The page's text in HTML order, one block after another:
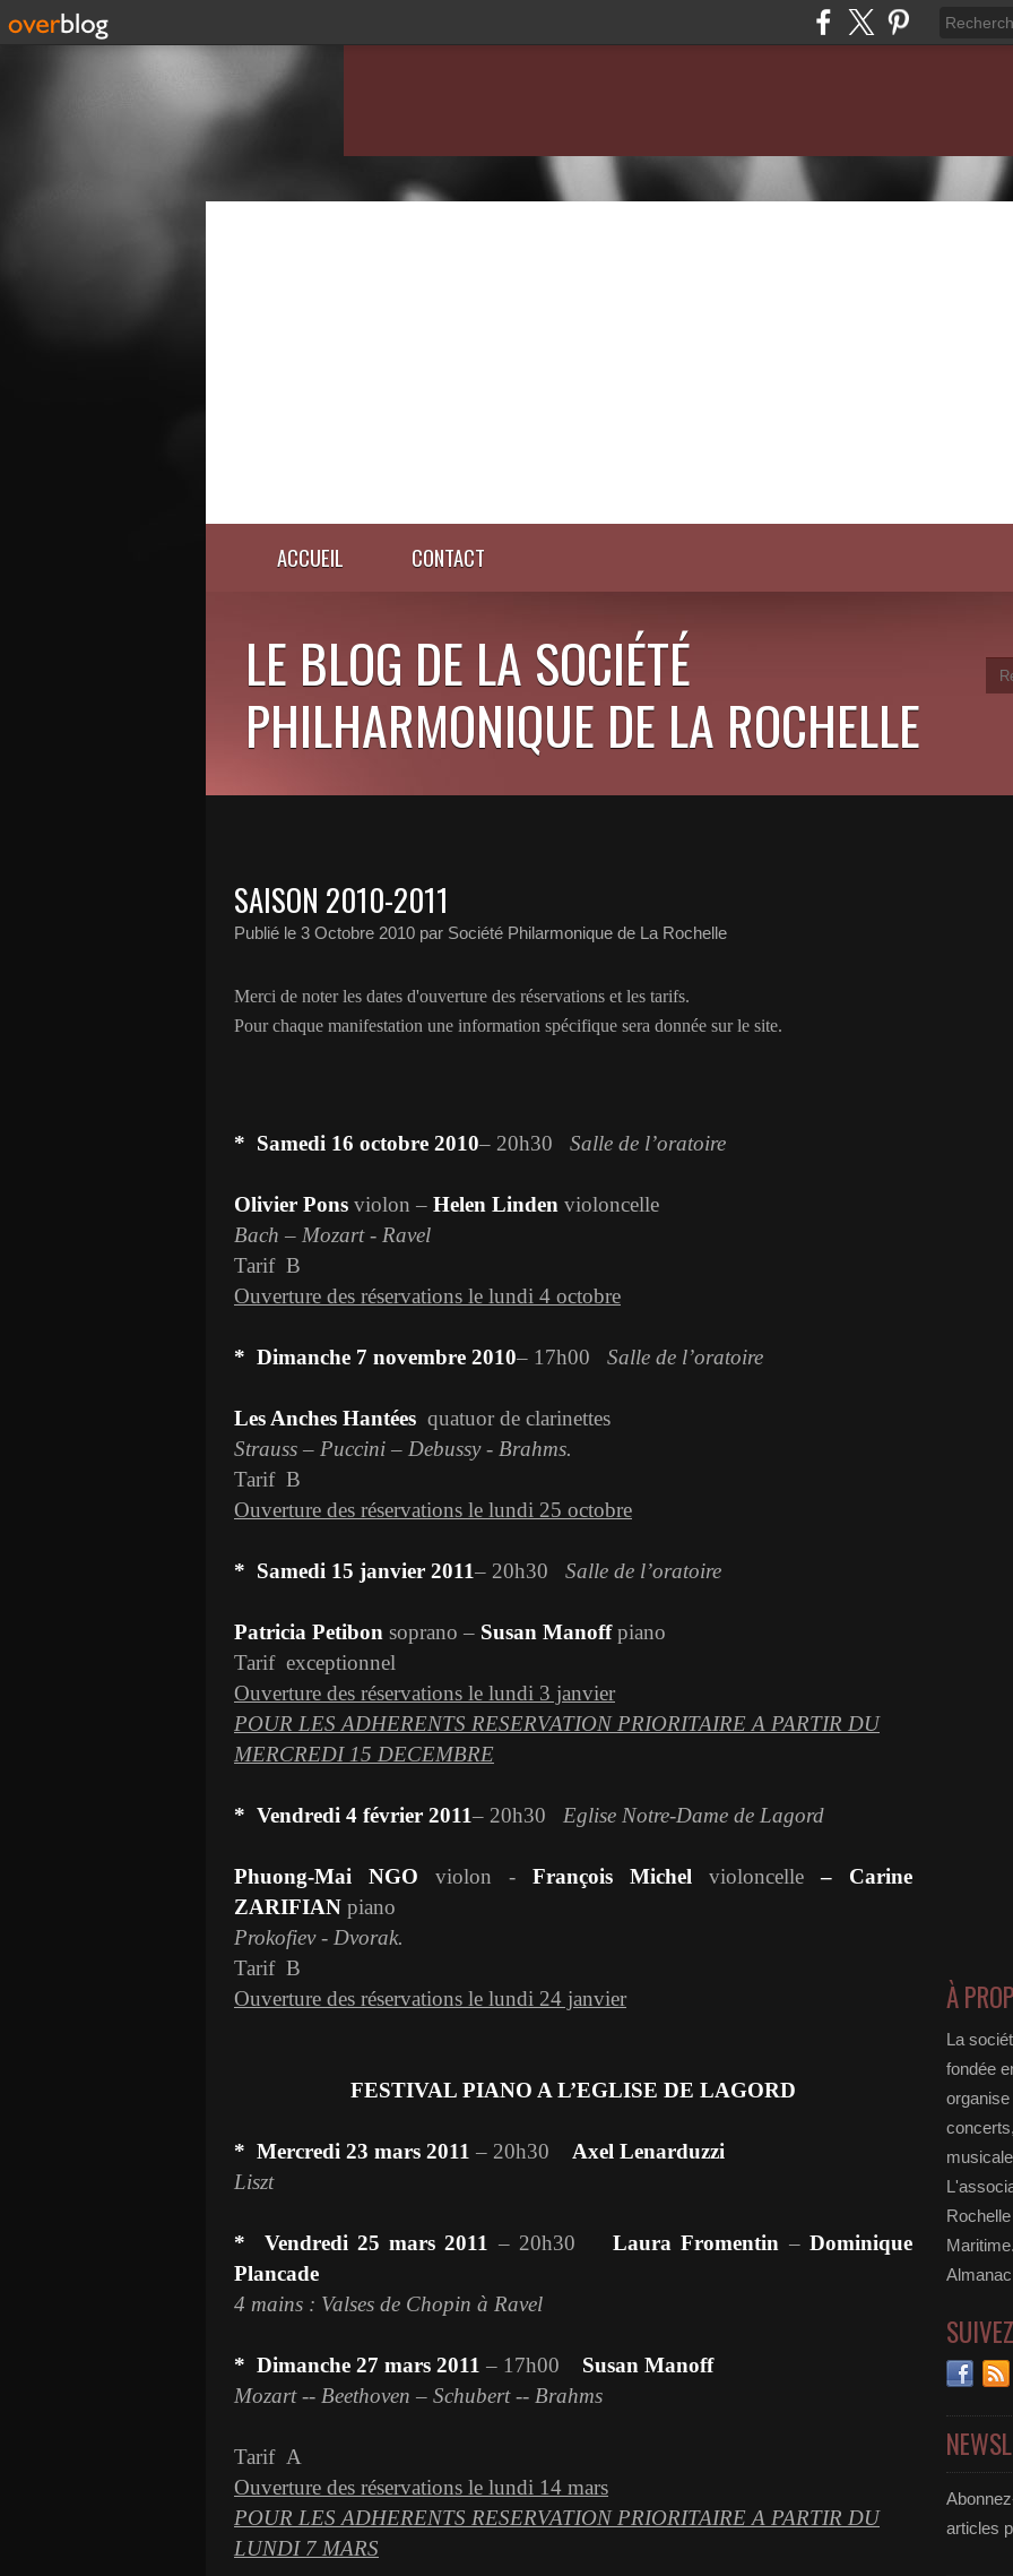
ACCUEIL CONTACT
LE BLOG DE LA SOCIÉTÉ
PHILHARMONIQUE DE LA ROCHELLE
SAISON 2010-2011
Publié le 3 Octobre 2010 par Société Philarmonique de La Rochelle
Merci de noter les dates d'ouverture des réservations et les tarifs.
Pour chaque manifestation une information spécifique sera donnée sur le site.
* Samedi 16 octobre 2010– 20h30 Salle de l’oratoire
Olivier Pons violon – Helen Linden violoncelle
Bach – Mozart - Ravel
Tarif B
Ouverture des réservations le lundi 4 octobre
* Dimanche 7 novembre 2010– 17h00 Salle de l’oratoire
Les Anches Hantées quatuor de clarinettes
Strauss – Puccini – Debussy - Brahms.
Tarif B
Ouverture des réservations le lundi 25 octobre
* Samedi 15 janvier 2011– 20h30 Salle de l’oratoire
Patricia Petibon soprano – Susan Manoffpiano
Tarif exceptionnel
Ouverture des réservations le lundi 3 janvier
POUR LES ADHERENTS RESERVATION PRIORITAIRE A PARTIR DU
MERCREDI 15 DECEMBRE
* Vendredi 4 février 2011– 20h30 Eglise Notre-Dame de Lagord
Phuong-Mai NGO violon - François Michel violoncelle– Carine
ZARIFIAN piano
Prokofiev - Dvorak.
Tarif B
Ouverture des réservations le lundi 24 janvier
FESTIVAL PIANO A L’EGLISE DE LAGORD
* Mercredi 23 mars 2011 – 20h30
Axel Lenarduzzi
Liszt
* Vendredi 25 mars 2011 – 20h30 Laura Fromentin –Dominique
Plancade
4 mains : Valses de Chopin à Ravel
* Dimanche 27 mars 2011 – 17h00
Susan Manoff
Mozart -- Beethoven – Schubert -- Brahms
Tarif A
Ouverture des réservations le lundi 14 mars
POUR LES ADHERENTS RESERVATION PRIORITAIRE A PARTIR DU
LUNDI 7 MARS
À
La
fondée
articles